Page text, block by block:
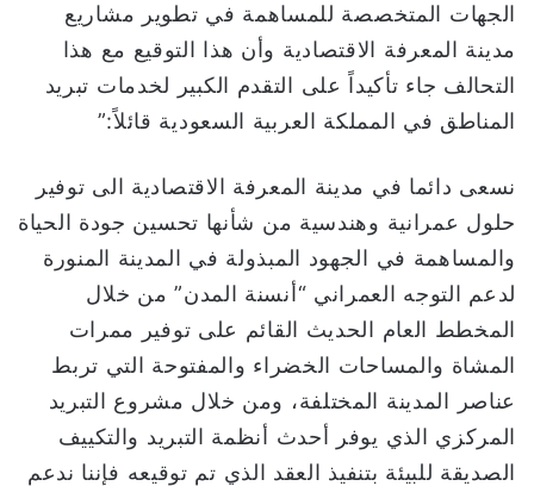
الجهات المتخصصة للمساهمة في تطوير مشاريع
مدينة المعرفة الاقتصادية وأن هذا التوقيع مع هذا
التحالف جاء تأكيداً على التقدم الكبير لخدمات تبريد
المناطق في المملكة العربية السعودية قائلاً:”
نسعى دائما في مدينة المعرفة الاقتصادية الى توفير
حلول عمرانية وهندسية من شأنها تحسين جودة الحياة
والمساهمة في الجهود المبذولة في المدينة المنورة
لدعم التوجه العمراني “أنسنة المدن” من خلال
المخطط العام الحديث القائم على توفير ممرات
المشاة والمساحات الخضراء والمفتوحة التي تربط
عناصر المدينة المختلفة، ومن خلال مشروع التبريد
المركزي الذي يوفر أحدث أنظمة التبريد والتكييف
الصديقة للبيئة بتنفيذ العقد الذي تم توقيعه فإننا ندعم